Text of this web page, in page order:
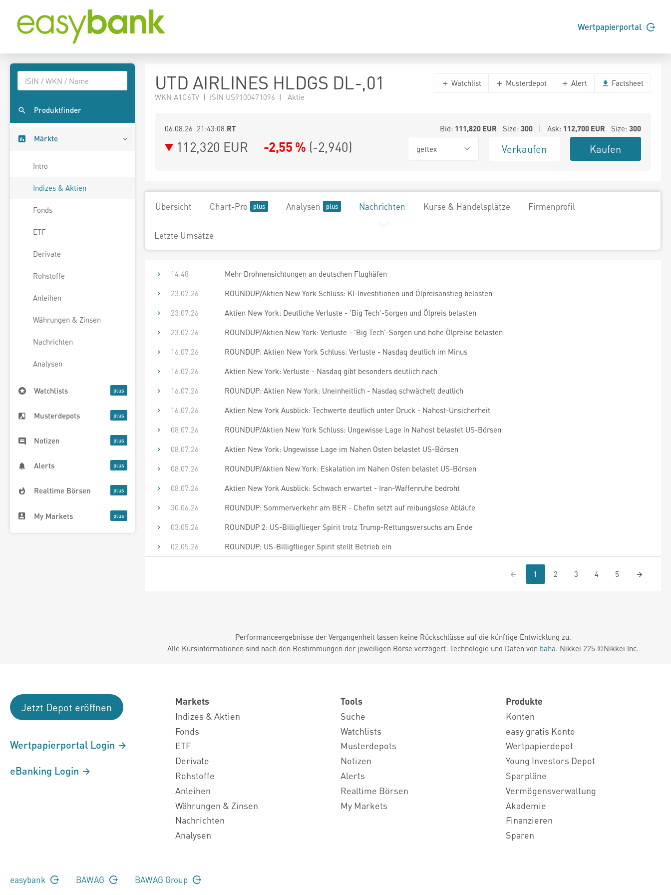
Wertpapierportal
Produktfinder
Märkte
Intro
Indizes & Aktien
Fonds
ETF
Derivate
Rohstoffe
Anleihen
Währungen & Zinsen
Nachrichten
Analysen
Watchlists
Musterdepots
Notizen
Alerts
Realtime Börsen
My Markets
UTD AIRLINES HLDGS DL-,01
WKN A1C6TV | ISIN US9100471096 | Aktie
Watchlist Musterdepot Alert Factsheet
06.08.26 21:43:08 RT Bid: 111,820EUR Size: 300| Ask: 112,700EUR Size: 300
112,320 EUR -2,55 % (-2,940) gettex Verkaufen Kaufen
Übersicht Chart-Pro Analysen Nachrichten Kurse & Handelsplätze Firmenprofil
Letzte Umsätze
14:48
Mehr Drohnensichtungen an deutschen Flughäfen
23.07.26
ROUNDUP/Aktien New York Schluss: KI-Investitionen und Ölpreisanstieg belasten
23.07.26
Aktien New York: Deutliche Verluste - 'Big Tech'-Sorgen und Ölpreis belasten
23.07.26
ROUNDUP/Aktien New York: Verluste - 'Big Tech'-Sorgen und hohe Ölpreise belasten
16.07.26
ROUNDUP: Aktien New York Schluss: Verluste - Nasdaq deutlich im Minus
16.07.26
Aktien New York: Verluste - Nasdaq gibt besonders deutlich nach
16.07.26
ROUNDUP: Aktien New York: Uneinheitlich - Nasdaq schwächelt deutlich
16.07.26
Aktien New York Ausblick: Techwerte deutlich unter Druck - Nahost-Unsicherheit
08.07.26
ROUNDUP/Aktien New York Schluss: Ungewisse Lage in Nahost belastet US-Börsen
08.07.26
Aktien New York: Ungewisse Lage im Nahen Osten belastet US-Börsen
08.07.26
ROUNDUP/Aktien New York: Eskalation im Nahen Osten belastet US-Börsen
08.07.26
Aktien New York Ausblick: Schwach erwartet - Iran-Waffenruhe bedroht
30.06.26
ROUNDUP: Sommerverkehr am BER - Chefin setzt auf reibungslose Abläufe
03.05.26
ROUNDUP 2: US-Billigflieger Spirit trotz Trump-Rettungsversuchs am Ende
02.05.26
ROUNDUP: US-Billigflieger Spirit stellt Betrieb ein
1 2 3 4 5
Performanceergebnisse der Vergangenheit lassen keine Rückschlüsse auf die künftige Entwicklung zu.
Alle Kursinformationen sind nach den Bestimmungen der jeweiligen Börse verzögert. Technologie und Daten von baha. Nikkei 225 ©Nikkei Inc.
Jetzt Depot eröffnen
Wertpapierportal Login
eBanking Login
Markets
Indizes & Aktien
Fonds
ETF
Derivate
Rohstoffe
Anleihen
Währungen & Zinsen
Nachrichten
Analysen
Tools
Suche
Watchlists
Musterdepots
Notizen
Alerts
Realtime Börsen
My Markets
Produkte
Konten
easy gratis Konto
Wertpapierdepot
Young Investors Depot
Sparpläne
Vermögensverwaltung
Akademie
Finanzieren
Sparen
easybank BAWAG BAWAG Group